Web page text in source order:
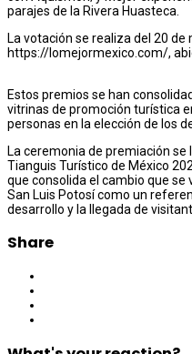
parajes de la Rivera Huasteca.
La votación se realiza del 20
https://lomejormexico.com/,
Estos premios se han
vitrinas de promoción turística
personas en la elección de los
La ceremonia de premiación se
Tianguis Turístico de México
que consolida el cambio que se
San Luis Potosí como un
desarrollo y la llegada de
Share